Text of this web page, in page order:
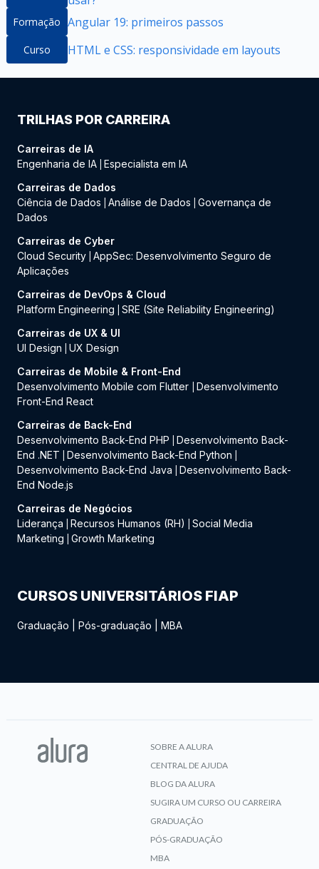
Formação Angular 19: primeiros passos
Curso HTML e CSS: responsividade em layouts
TRILHAS POR CARREIRA
Carreiras de IA
Engenharia de IA Especialista em IA
Carreiras de Dados
Ciência de Dados
Análise de Dados
Governança de
Dados
Carreiras de Cyber
Cloud Security AppSec: Desenvolvimento Seguro de
Aplicações
Carreiras de DevOps & Cloud
Platform Engineering
SRE (Site Reliability Engineering)
Carreiras de UX & UI
UI Design
UX Design
Carreiras de Mobile & Front-End
Desenvolvimento Mobile com Flutter
Desenvolvimento
Front-End React
Carreiras de Back-End
Desenvolvimento Back-End PHP
Desenvolvimento Back-
End .NET
Desenvolvimento Back-End Python
Desenvolvimento Back-End Java
Desenvolvimento Back-
End Node.js
Carreiras de Negócios
Liderança
Recursos Humanos (RH)
Social Media
Marketing
Growth Marketing
CURSOS UNIVERSITÁRIOS FIAP
Graduação Pós-graduação MBA
SOBRE A ALURA
CENTRAL DE AJUDA
BLOG DA ALURA
SUGIRA UM CURSO OU CARREIRA
GRADUAÇÃO
PÓS-GRADUAÇÃO
MBA